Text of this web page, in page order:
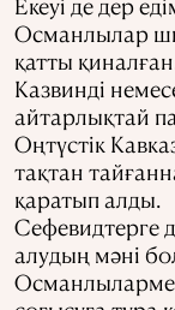
Османлылар
қатты
Казвинді
айтарлықтай
Оңтүстік
тақтан
қаратып алды.
Сефевидтерге
алудың мәні